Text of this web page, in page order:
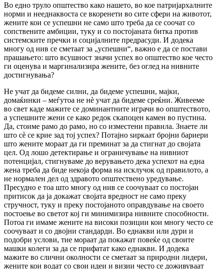
Во едно труло општество како нашето, во кое патријархалните
норми и нееднаквоста се вкоренети во сите сфери на животот,
жените кои се успешни не само што треба да се соочат со
сопствените амбиции, туку и со постојаната битка против
системските пречки и социјалните предрасуди. И додека
многу од нив се сметаат за „успешни“, важно е да се постави
прашањето: што всушност значи успех во општество кое често
ги оценува и маргинализира жените, без оглед на нивните
достигнувања?
Не учат да бидеме силни, да бидеме успешни, мајки,
домаќинки – меѓутоа не нѐ учат да бидеме среќни. Живееме
во свет каде мажите се доминантните играчи во општеството,
а успешните жени се како редок скапоцен камен во пустина.
Да, стоиме рамо до рамо, но со изместени правила. Знаете ли
што сѐ се крие зад тој успех? Потајно ѕиркаат бројни бариери
што жените мораат да ги преминат за да стигнат до својата
цел. Од лошо детектирање и ограничување на нивниот
потенцијал, стигнуваме до верувањето дека успехот на една
жена треба да биде некоја форма на исклучок од правилото, а
не нормален дел од здравото општествено уредување.
Пресудно е тоа што многу од нив се соочуваат со постојан
притисок да ја докажат својата вредност не само преку
стручност, туку и преку постојаното оправдување на своето
постоење во светот кој ги минимизира нивните способности.
Потоа ги имаме жените на високи позиции кои многу често се
соочуваат и со двојни стандарди. Во еднакви или дури и
подобри услови, тие мораат да покажат повеќе од своите
машки колеги за да се прифатат како еднакви. И додека
мажите во слични околности се сметаат за природни лидери,
жените кои водат со свои идеи и визии често се доживуваат